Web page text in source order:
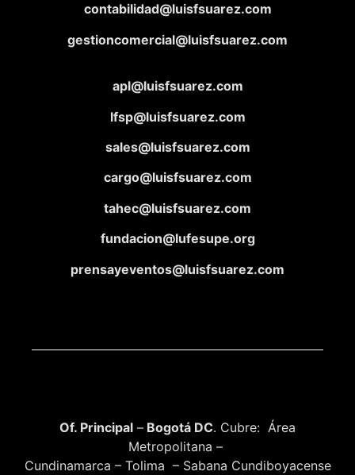
contabilidad@luisfsuarez.com
gestioncomercial@luisfsuarez.com
apl@luisfsuarez.com
lfsp@luisfsuarez.com
sales@luisfsuarez.com
cargo@luisfsuarez.com
tahec@luisfsuarez.com
fundacion@lufesupe.org
prensayeventos@luisfsuarez.com
Of. Principal – Bogotá DC. Cubre: Área
Metropolitana –
Cundinamarca – Tolima – Sabana Cundiboyacense